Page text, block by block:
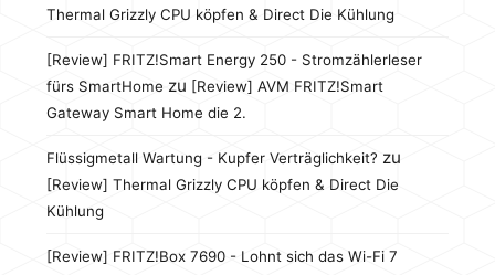
Thermal Grizzly CPU köpfen & Direct Die Kühlung
[Review] FRITZ!Smart Energy 250 - Stromzählerleser
fürs SmartHome zu [Review] AVM FRITZ!Smart
Gateway Smart Home die 2.
Flüssigmetall Wartung - Kupfer Verträglichkeit? zu
[Review] Thermal Grizzly CPU köpfen & Direct Die
Kühlung
[Review] FRITZ!Box 7690 - Lohnt sich das Wi-Fi 7